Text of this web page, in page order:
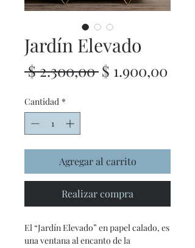
Jardín Elevado
$ 2.300,00 Precio
$ 1.900,00
Cantidad *
Agregar al carrito
Realizar compra
El “Jardín Elevado” en papel calado, es
una ventana al encanto de la